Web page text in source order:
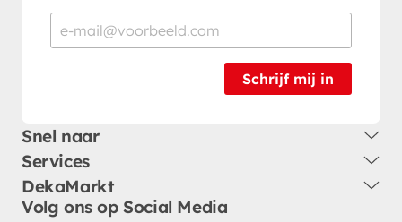
Schrijf mij in
Snel naar
Services
DekaMarkt
Volg ons op Social Media